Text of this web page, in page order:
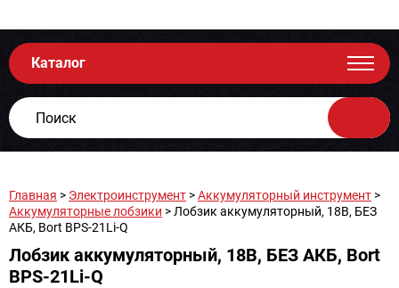
Каталог
Главная > Электроинструмент >Аккумуляторный инструмент >
Аккумуляторные лобзики > Лобзик аккумуляторный, 18В, БЕЗ
АКБ, Bort BPS-21Li-Q
Лобзик аккумуляторный, 18В, БЕЗ АКБ, Bort
BPS-21Li-Q